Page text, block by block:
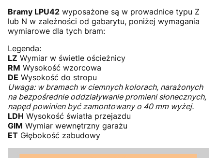
Bramy LPU42 wyposażone są w prowadnice typu Z
lub N w zależności od gabarytu, poniżej wymagania
wymiarowe dla tych bram:
Legenda:
LZ Wymiar w świetle ościeżnicy
RM Wysokość wzorcowa
DE Wysokość do stropu
Uwaga: w bramach w ciemnych kolorach, narażonych
na bezpośrednie oddziaływanie promieni słonecznych,
napęd powinien być zamontowany o 40 mm wyżej.
LDH Wysokość światła przejazdu
GIM Wymiar wewnętrzny garażu
ET Głębokość zabudowy